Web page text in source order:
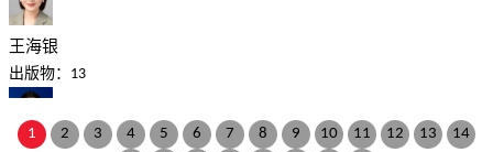
王海银
出版物：13
1 2 3 4 5 6 7 8 9 10 11 12 13
14